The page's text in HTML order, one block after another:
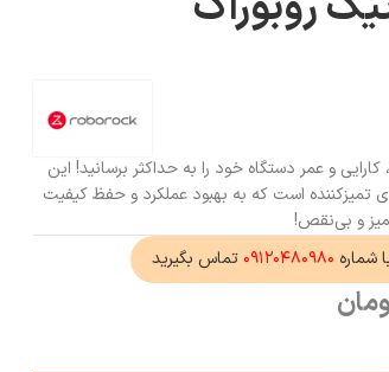
با پک لوازم جانبی جارو رباتیک Roborock S8 Pro Ultra، کارایی و عمر دستگاه خود را به حداکثر برسانید! این
تمیزکننده است که به بهبود عملکرد و حفظ کیفیت
و بی‌نقص!
۰۹۱۲۰۴۸۰۹۸۰ تماس بگیرید